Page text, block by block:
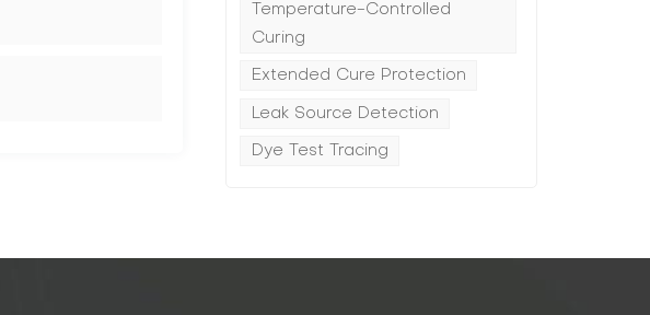
Temperature-Controlled
Curing
Extended Cure Protection
Leak Source Detection
Dye Test Tracing